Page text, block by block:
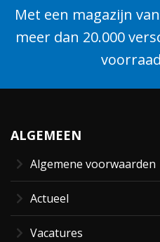
Met een magazijn
meer dan 20.000
ALGEMEEN
Algemene voorwaarden
Actueel
Vacatures